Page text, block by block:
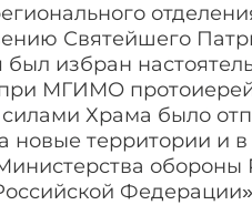
Святейшего
был избран
МГИМО
Храма было
новые территории и
обороны